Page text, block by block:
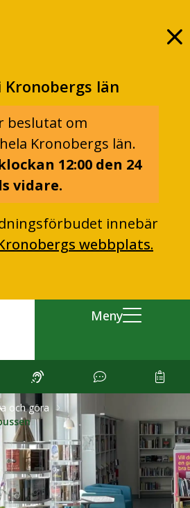
län
beslutat om
Kronobergs län.
12:00 den 24
vidare.
innebär
webbplats.
Meny
och göra